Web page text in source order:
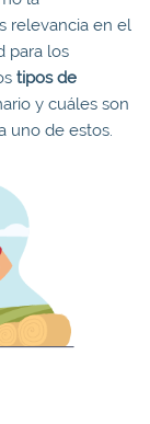
relevancia en el
para los
tipos de
y cuáles son
uno de estos.